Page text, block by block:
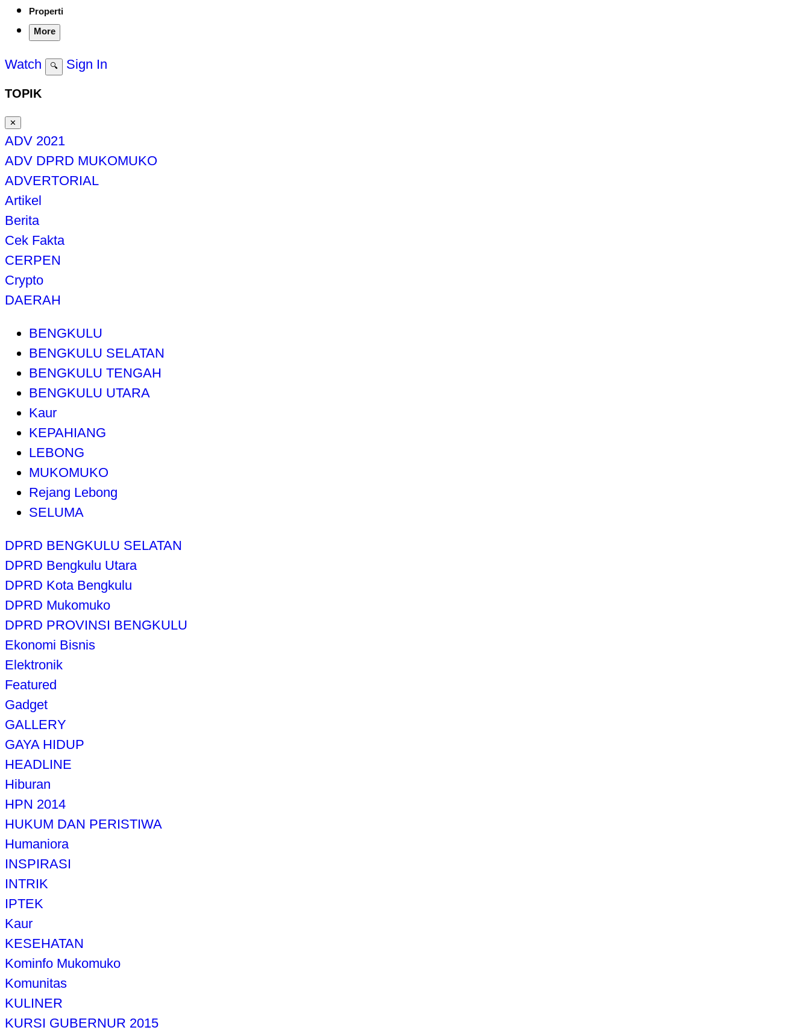
Properti
More
Watch 🔍 Sign In
TOPIK
✕
ADV 2021
ADV DPRD MUKOMUKO
ADVERTORIAL
Artikel
Berita
Cek Fakta
CERPEN
Crypto
DAERAH
BENGKULU
BENGKULU SELATAN
BENGKULU TENGAH
BENGKULU UTARA
Kaur
KEPAHIANG
LEBONG
MUKOMUKO
Rejang Lebong
SELUMA
DPRD BENGKULU SELATAN
DPRD Bengkulu Utara
DPRD Kota Bengkulu
DPRD Mukomuko
DPRD PROVINSI BENGKULU
Ekonomi Bisnis
Elektronik
Featured
Gadget
GALLERY
GAYA HIDUP
HEADLINE
Hiburan
HPN 2014
HUKUM DAN PERISTIWA
Humaniora
INSPIRASI
INTRIK
IPTEK
Kaur
KESEHATAN
Kominfo Mukomuko
Komunitas
KULINER
KURSI GUBERNUR 2015